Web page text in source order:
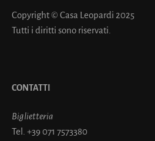
Copyright © Casa Leopardi 2025
Tutti i diritti sono riservati.
CONTATTI
Biglietteria
Tel. +39 071 7573380